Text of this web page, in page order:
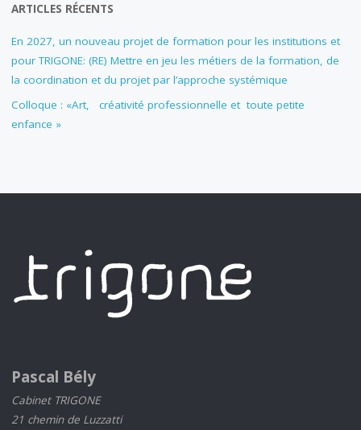
ARTICLES RÉCENTS
En 2027, un nouveau projet de formation pour les institutions et
pour TRIGONE: (RE) Mettre en jeu les métiers de la formation, de
la coordination et du projet par l’approche systémique
Colloque : «Art, créativité professionnelle et toute petite
enfance »
Pascal Bély
Cabinet TRIGONE
21 chemin de Luzzatti